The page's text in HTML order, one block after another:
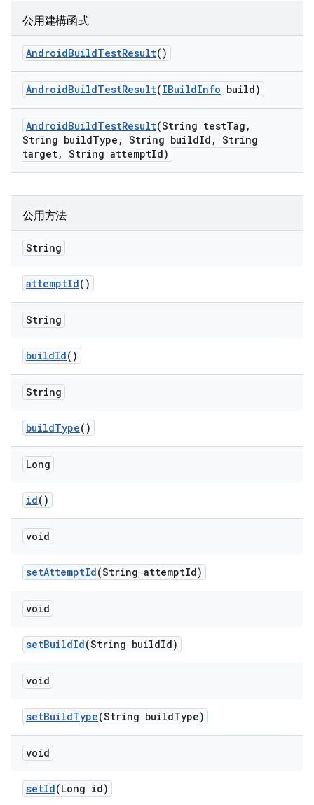
公用建構函式
AndroidBuildTestResult()
AndroidBuildTestResult(IBuildInfo build)
AndroidBuildTestResult(String testTag ,
String buildType , String buildId , String
target, String attemptId)
公用方法
String
attemptId()
String
buildId()
String
buildType()
Long
id()
void
setAttemptId(String attemptId)
void
setBuildId(String buildId)
void
setBuildType(String buildType)
void
setId(Long id)